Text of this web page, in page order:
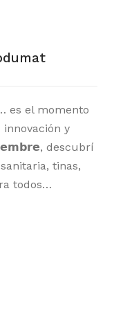
es el momento
y
descubrí
tinas,
todos…